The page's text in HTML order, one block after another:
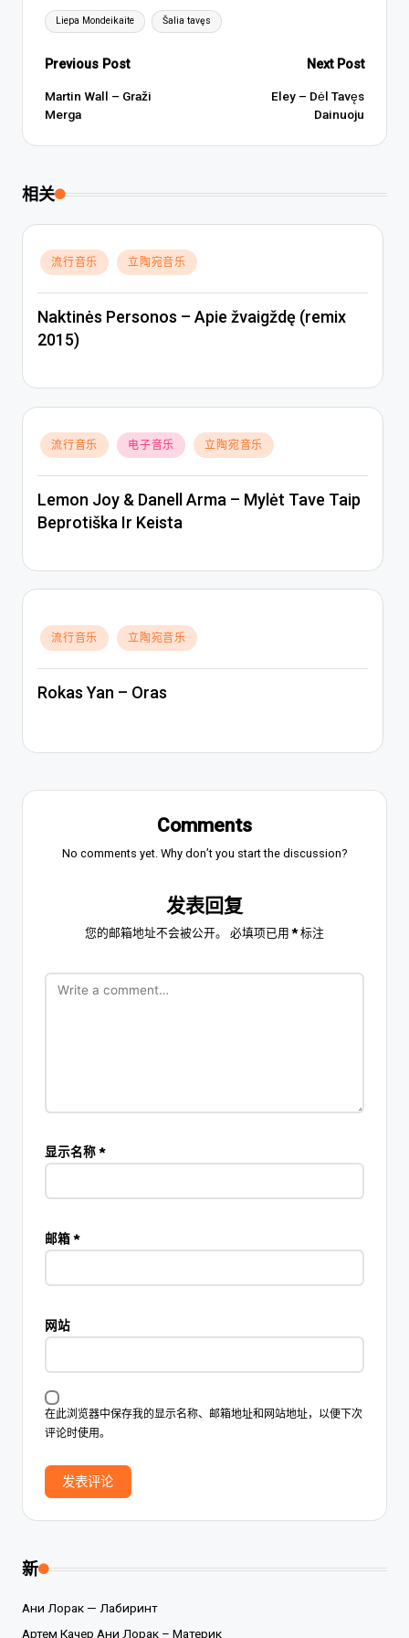
Tags:
Liepa Mondeikaite Šalia tavęs
Post
navigation
Previous Post
Martin Wall – Graži
Merga
Next Post
Eley – Dėl Tavęs
Dainuoju
相关
Posted
in
流行音乐 立陶宛音乐
Naktinės Personos – Apie žvaigždę (remix
2015)
Posted
in
流行音乐 电子音乐 立陶宛音乐
Lemon Joy & Danell Arma – Mylėt Tave Taip
Beprotiška Ir Keista
Posted
in
流行音乐 立陶宛音乐
Rokas Yan – Oras
Comments
No comments yet. Why don’t you start the discussion?
发表回复
您的邮箱地址不会被公开。 必填项已用*标注
显示名称*
邮箱*
网站
在此浏览器中保存我的显示名称、邮箱地址和网站地址，以便下次
评论时使用。
新
Ани Лорак — Лабиринт
Артем Качер Ани Лорак – Материк